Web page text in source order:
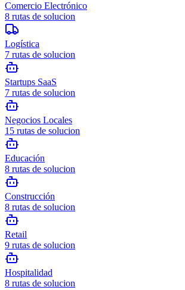
Comercio Electrónico
8 rutas de solucion
Logística
7 rutas de solucion
Startups SaaS
7 rutas de solucion
Negocios Locales
15 rutas de solucion
Educación
8 rutas de solucion
Construcción
8 rutas de solucion
Retail
9 rutas de solucion
Hospitalidad
8 rutas de solucion